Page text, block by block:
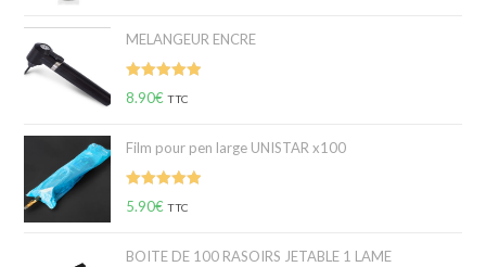
MELANGEUR ENCRE
Note5.00
8.90€ TTC
Film pour pen large UNISTAR x100
Note5.00
5.90€ TTC
BOITE DE 100 RASOIRS JETABLE 1 LAME